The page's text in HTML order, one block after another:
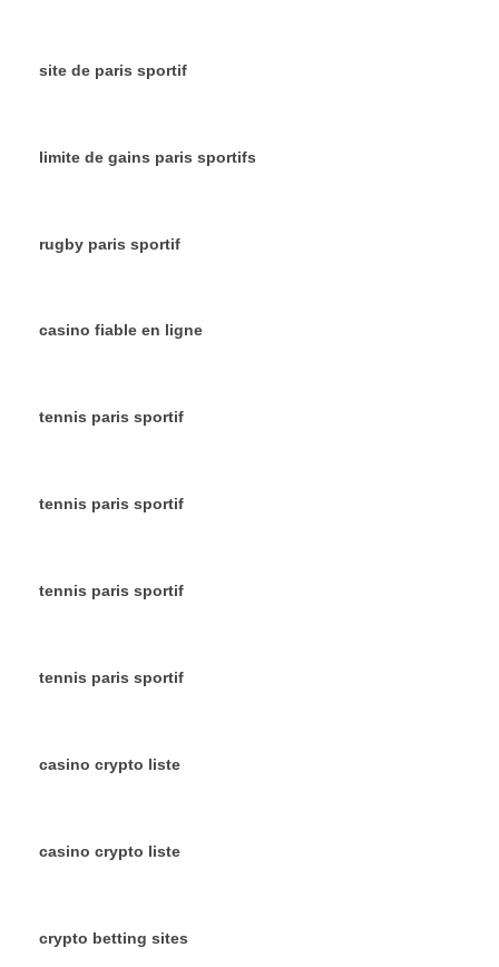
site de paris sportif
limite de gains paris sportifs
rugby paris sportif
casino fiable en ligne
tennis paris sportif
tennis paris sportif
tennis paris sportif
tennis paris sportif
casino crypto liste
casino crypto liste
crypto betting sites